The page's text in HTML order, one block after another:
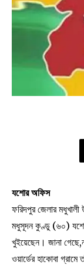
যশোর অফিস
ফরিদপুর জেলার
মধুসূদন কুণ্ডু (৬০)
খুইয়েছেন। জানা
ওয়ার্ডের হাকোবা